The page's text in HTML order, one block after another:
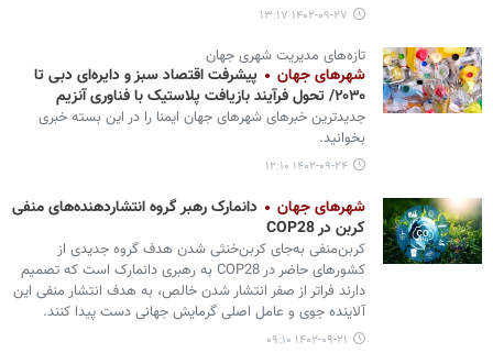
۱۴۰۲-۰۹-۲۷ ۱۳:۱۷
تازه‌های مدیریت شهری جهان
شهرهای جهان
پیشرفت اقتصاد سبز و دایره‌ای دبی تا
۲۰۳۰/ تحول فرآیند بازیافت پلاستیک با فناوری آنزیم
جدیدترین خبرهای شهرهای جهان ایمنا را در این بسته خبری
بخوانید.
۱۴۰۲-۰۹-۲۴ ۱۲:۱۰
شهرهای جهان
دانمارک رهبر گروه انتشاردهنده‌های منفی
کربن در COP28
کربن‌منفی به‌جای کربن‌خنثی شدن هدف گروه جدیدی از
کشورهای حاضر در COP28 به رهبری دانمارک است که تصمیم
دارند فراتر از صفر انتشار شدن خالص، به هدف انتشار منفی این
آلاینده جوی و عامل اصلی گرمایش جهانی دست پیدا کنند.
۱۴۰۲-۰۹-۲۱ ۰۹:۱۰